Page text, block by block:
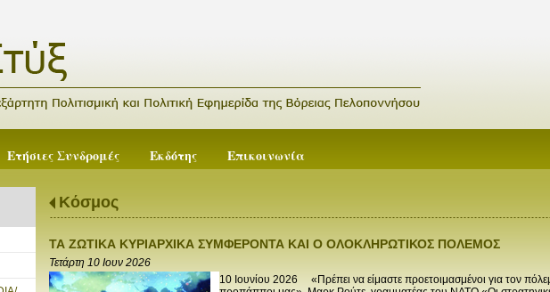
Ετήσιες Συνδρομές Εκδότης Επικοινωνία
Κόσμος
ΤΑ ΖΩΤΙΚΑ ΚΥΡΙΑΡΧΙΚΑ ΣΥΜΦΕΡΟΝΤΑ ΚΑΙ Ο ΟΛΟΚΛΗΡΩΤΙΚΟΣ ΠΟΛΕΜΟΣ
Τετάρτη 10 Ιουν 2026
10 Ιουνίου 2026 «Πρέπει να είμαστε προετοιμασμένοι για τον